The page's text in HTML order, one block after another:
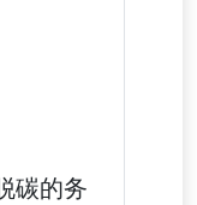
碳的务